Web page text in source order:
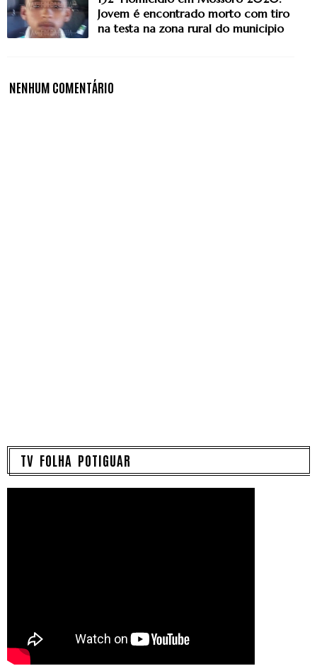
Jovem é encontrado morto com tiro
na testa na zona rural do municipio
NENHUM COMENTÁRIO
TV FOLHA POTIGUAR